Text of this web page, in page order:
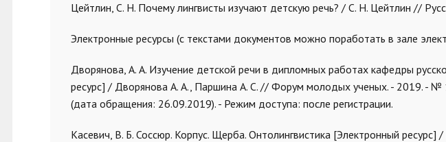
Цейтлин, С. Н. Почему лингвисты изучают детскую речь? / С. Н. Цейтлин //
Электронные ресурсы (с текстами документов можно поработать в зале
Дворянова, А. А. Изучение детской речи в дипломных работах кафедры
ресурс] / Дворянова А. А., Паршина А. С. // Форум молодых ученых. - 2019. - №
(дата обращения: 26.09.2019). - Режим доступа: после регистрации.
Касевич, В. Б. Соссюр. Корпус. Щерба. Онтолингвистика [Электронный ресурс]